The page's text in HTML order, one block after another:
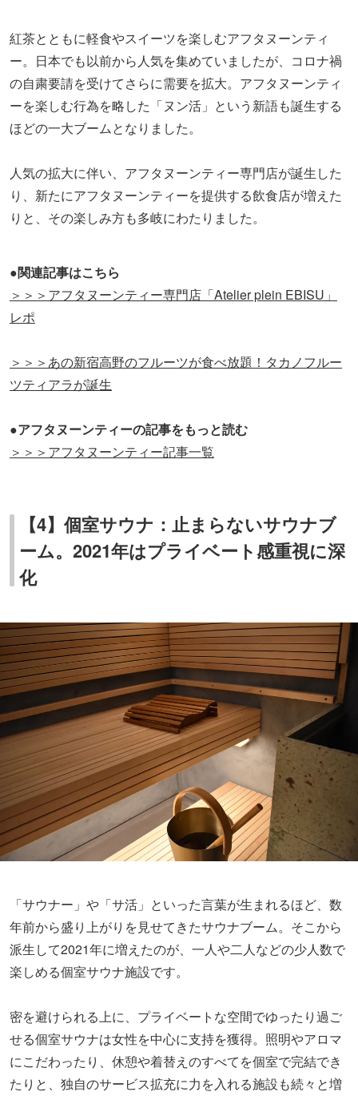
紅茶とともに軽食やスイーツを楽しむアフタヌーンティ
ー。日本でも以前から人気を集めていましたが、コロナ禍
の自粛要請を受けてさらに需要を拡大。アフタヌーンティ
ーを楽しむ行為を略した「ヌン活」という新語も誕生する
ほどの一大ブームとなりました。
人気の拡大に伴い、アフタヌーンティー専門店が誕生した
り、新たにアフタヌーンティーを提供する飲食店が増えた
りと、その楽しみ方も多岐にわたりました。
●関連記事はこちら
＞＞＞アフタヌーンティー専門店「Atelier plein EBISU」
レポ
＞＞＞あの新宿高野のフルーツが食べ放題！タカノフルー
ツティアラが誕生
●アフタヌーンティーの記事をもっと読む
＞＞＞アフタヌーンティー記事一覧
【4】個室サウナ：止まらないサウナブ
ーム。2021年はプライベート感重視に深
化
「サウナー」や「サ活」といった言葉が生まれるほど、数
年前から盛り上がりを見せてきたサウナブーム。そこから
派生して2021年に増えたのが、一人や二人などの少人数で
楽しめる個室サウナ施設です。
密を避けられる上に、プライベートな空間でゆったり過ご
せる個室サウナは女性を中心に支持を獲得。照明やアロマ
にこだわったり、休憩や着替えのすべてを個室で完結でき
たりと、独自のサービス拡充に力を入れる施設も続々と増